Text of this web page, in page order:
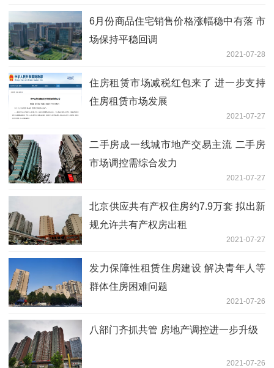
6月份商品住宅销售价格涨幅稳中有落 市
场保持平稳回调
2021-07-28
住房租赁市场减税红包来了 进一步支持
住房租赁市场发展
2021-07-27
二手房成一线城市地产交易主流 二手房
市场调控需综合发力
2021-07-27
北京供应共有产权住房约7.9万套 拟出新
规允许共有产权房出租
2021-07-27
发力保障性租赁住房建设 解决青年人等
群体住房困难问题
2021-07-26
八部门齐抓共管 房地产调控进一步升级
2021-07-26